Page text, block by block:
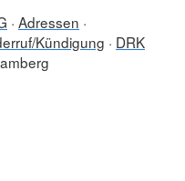
Adressen
Kündigung
DRK